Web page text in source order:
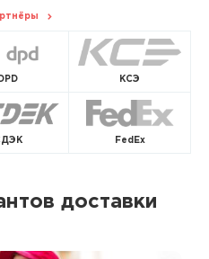
DPD КСЭ
FedEx
доставки